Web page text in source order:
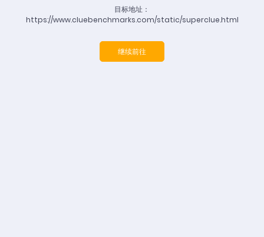
目标地址：
https://www.cluebenchmarks.com/static/superclue.html
继续前往